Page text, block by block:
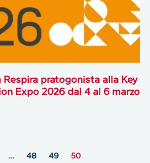
pratogonista alla Key
Expo 2026 dal 4 al 6 marzo
… 48 49 50